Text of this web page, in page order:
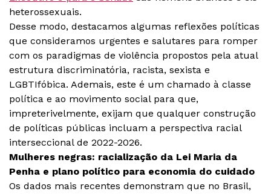
heterossexuais.
Desse modo, destacamos algumas reflexões políticas
que consideramos urgentes e salutares para romper
com os paradigmas de violência propostos pela atual
estrutura discriminatória, racista, sexista e
LGBTIfóbica. Ademais, este é um chamado à classe
política e ao movimento social para que,
impreterivelmente, exijam que qualquer construção
de políticas públicas incluam a perspectiva racial
interseccional de 2022-2026.
Mulheres negras: racialização da Lei Maria da
Penha e plano político para economia do cuidado
Os dados mais recentes demonstram que no Brasil,